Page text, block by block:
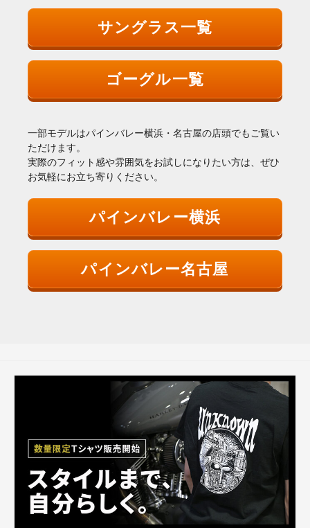
サングラス一覧
ゴーグル一覧
一部モデルはパインバレー横浜・名古屋の店頭でもご覧い
ただけます。
実際のフィット感や雰囲気をお試しになりたい方は、ぜひ
お気軽にお立ち寄りください。
パインバレー横浜
パインバレー名古屋